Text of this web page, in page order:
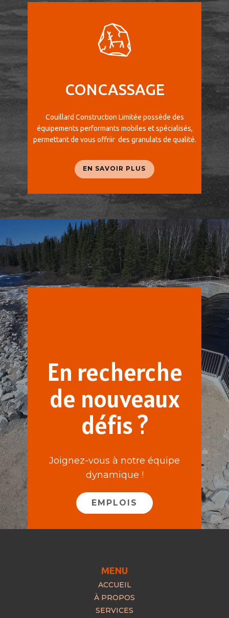
CONCASSAGE
Couillard Construction Limitée possède des
équipements performants mobiles et spécialisés,
permettant de vous offriir des granulats de qualité.
EN SAVOIR PLUS
En recherche
de nouveaux
défis ?
Joignez-vous à notre équipe
dynamique !
EMPLOIS
MENU
ACCUEIL
À PROPOS
SERVICES